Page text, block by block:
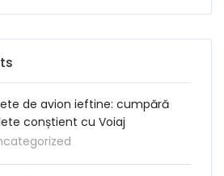
de avion ieftine: cumpără
conștient cu Voiaj